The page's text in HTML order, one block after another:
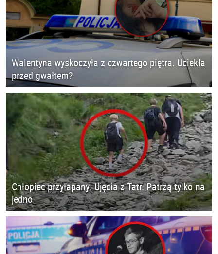
Walentyna wyskoczyła z czwartego piętra. Uciekła
przed gwałtem?
Chłopiec przyłapany. Ujęcia z Tatr. Patrzą tylko na
jedno